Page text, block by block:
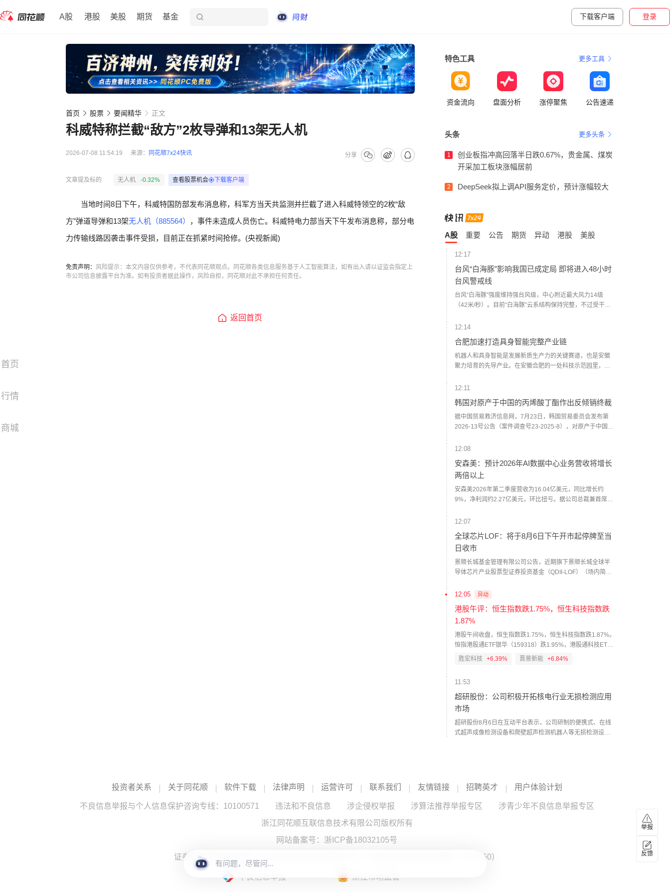
A股 港股 美股 期货 基金 下载客户端 登录
首页
行情
商城
首页 股票 要闻精华 正文
科威特称拦截“敌方”2枚导弹和13架无人机
2026-07-08 11:54:19 来源： 同花顺7x24快讯 分享
文章提及标的 无人机 -0.32% 查看股票机会 下载客户端
当地时间8日下午，科威特国防部发布消息称，科军方当天共监测并拦截了进入科威特领空的2枚“敌
方”弹道导弹和13架无人机（885564）
，事件未造成人员伤亡。科威特电力部当天下午发布消息称，部分电
力传输线路因袭击事件受损，目前正在抓紧时间抢修。(央视新闻)
免责声明： 风险提示：本文内容仅供参考，不代表同花顺观点。同花顺各类信息服务基于人工智能算法，如有出入请以证监会指定上
市公司信息披露平台为准。如有投资者据此操作，风险自担，同花顺对此不承担任何责任。
返回首页
特色工具 更多工具
资金流向 盘面分析 涨停聚焦 公告速递
头条 更多头条
1
创业板指冲高回落半日跌0.67%，贵金属、煤炭
开采加工板块涨幅居前
2 DeepSeek拟上调API服务定价，预计涨幅较大
A股 重要 公告 期货 异动 港股 美股
12:17
台风“白海豚”影响我国已成定局 即将进入48小时
台风警戒线
台风“白海豚”强度维持强台风级，中心附近最大风力14级
（42米/秒）。目前“白海豚”云系结构保持完整，不过受干空
为明显，有“头重脚轻”之感。最新预报显示，“白海豚”将直奔
国已成定局。由此，“白海豚”即将成为1951年以来，登陆我
国的、生成位置最偏东的台风，打破1822号台风“山竹”此前
保持的纪录。（中国天气网）
12:14
合肥加速打造具身智能完整产业链
机器人和具身智能是发展新质生产力的关键赛道，也是安徽
聚力培育的先导产业。在安徽合肥的一处科技示范园里，当
到测试优化的完整产业链正在逐步形成。（央视新闻）
12:11
韩国对原产于中国的丙烯酸丁酯作出反倾销终裁
据中国贸易救济信息网，7月23日，韩国贸易委员会发布第
2026-13号公告（案件调查号23-2025-8），对原产于中国的
涉案产品征收为期五年的反倾销税，具体如下：泰兴市昇科
有限公司及其关联企业税率为8.32%、平湖石化有限责任公司
及其关联企业税率为19.17%、中国其他生产商/出口商税率为
18.69%。涉案产品的韩国税号为2916.12.3000。
12:08
安森美：预计2026年AI数据中心业务营收将增长
两倍以上
安森美2026年第二季度营收为16.04亿美元，同比增长约
9%，净利润约2.27亿美元，环比扭亏。据公司总裁兼首席执
业务领域，预计该业务2026年营收将实现两倍以上增长。报
中心平台项目；面向AI数据中心、机器人及工业基础设施等应
用，公司推出了氮化镓（GaN）电源产品组合，覆盖40V至
650V电压范围。
12:07
全球芯片LOF：将于8月6日下午开市起停牌至当
日收市
景顺长城基金管理有限公司公告，近期旗下景顺长城全球半
导体芯片产业股票型证券投资基金（QDII-LOF）（场内简
501225）二级市场交易价格明显高于基金份额净值，出现较
盘价为4.000元，截至2026年8月4日，本基金基金份额净值
为3.0485元。特此郑重提醒广大投资者，应密切关注二级市
场交易价格溢价风险，审慎做出投资决策，如盲目投资，后
续可能遭受重大损失。为保护投资者利益，本基金将于2026
业务照常办理。
12:05 异动
港股午评：恒生指数跌1.75%，恒生科技指数跌
1.87%
港股午间收盘，恒生指数跌1.75%，恒生科技指数跌1.87%。
恒指港股通ETF银华（159318）跌1.95%，港股通科技ETF
鹏华（159751）跌2.06%。板块方面，计算机存储设备、焦
姨涨10.75%，维立志博-B涨8.18%，胜宏科技涨7.69%，晋
景新能涨6.84%；真健康医疗-B跌20.35%，友邦保险跌
8.75%，友邦保险-R跌8.55%，首钢朗泽跌7.64%，长光辰芯
胜宏科技 +6.39% 晋景新能 +6.84%
11:53
超研股份：公司积极开拓核电行业无损检测应用
市场
超研股份8月6日在互动平台表示，公司研制的便携式、在线
式超声成像检测设备和爬壁超声检测机器人等无损检测设备
科兴冻干人用狂犬病疫苗获药品注册证书
生物制品有限公司研制的冻干人用狂犬病疫苗（Vero细胞）
8月6日午间公告一览：温州宏丰定增申请获深交
投资者关系 关于同花顺 软件下载 法律声明 运营许可 联系我们 友情链接 招聘英才 用户体验计划
不良信息举报与个人信息保护咨询专线：10100571 违法和不良信息 涉企侵权举报 涉算法推荐举报专区
涉青少年不良信息举报专区
浙江同花顺互联信息技术有限公司版权所有
网站备案号： 浙ICP备18032105号
证券投资咨询服务提供：浙江同花顺云软件有限公司 （中国证监会核发证书编号：ZX0050）
不良信息举报 浙江市场监管
举报
反馈